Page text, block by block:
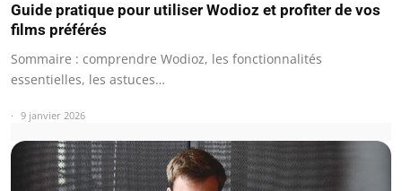
Guide pratique pour utiliser Wodioz et profiter de vos
films préférés
Sommaire : comprendre Wodioz, les fonctionnalités
essentielles, les astuces…
9 janvier 2026